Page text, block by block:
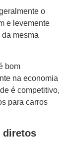
o
e levemente
mesma
bom
na economia
é competitivo,
para carros
diretos